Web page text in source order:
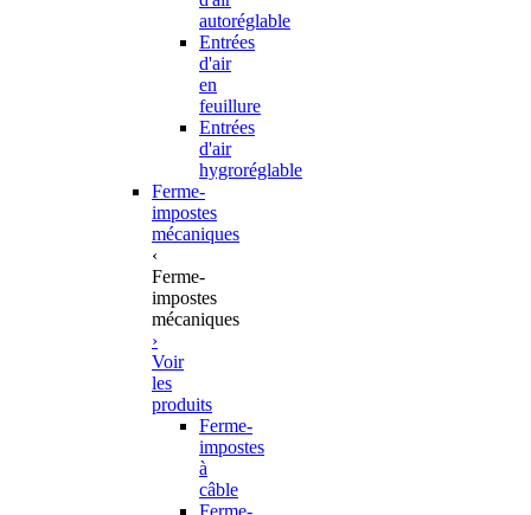
autoréglable
Entrées
d'air
en
feuillure
Entrées
d'air
hygroréglable
Ferme-
impostes
mécaniques
‹
Ferme-
impostes
mécaniques
›
Voir
les
produits
Ferme-
impostes
à
câble
Ferme-